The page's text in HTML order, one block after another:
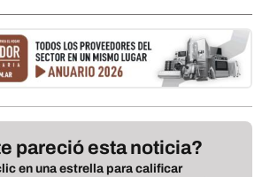
pareció esta noticia?
en una estrella para calificar